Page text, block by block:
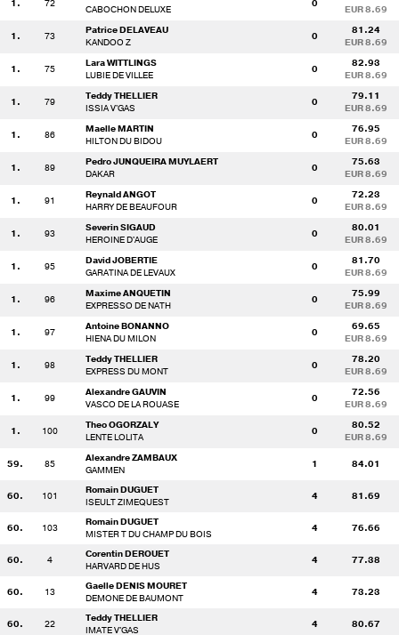
1. 72
CABOCHON DELUXE
0
EUR 8.69
1. 73
Patrice DELAVEAU
KANDOO Z
0
81.24
EUR 8.69
1. 75
Lara WITTLINGS
LUBIE DE VILLEE
0
82.93
EUR 8.69
1. 79
Teddy THELLIER
ISSIA V'GAS
0
79.11
EUR 8.69
1. 86
Maelle MARTIN
HILTON DU BIDOU
0
76.95
EUR 8.69
1. 89
Pedro JUNQUEIRA MUYLAERT
DAKAR
0
75.63
EUR 8.69
1. 91
Reynald ANGOT
HARRY DE BEAUFOUR
0
72.23
EUR 8.69
1. 93
Severin SIGAUD
HEROINE D'AUGE
0
80.01
EUR 8.69
1. 95
David JOBERTIE
GARATINA DE LEVAUX
0
81.70
EUR 8.69
1. 96
Maxime ANQUETIN
EXPRESSO DE NATH
0
75.99
EUR 8.69
1. 97
Antoine BONANNO
HIENA DU MILON
0
69.65
EUR 8.69
1. 98
Teddy THELLIER
EXPRESS DU MONT
0
78.20
EUR 8.69
1. 99
Alexandre GAUVIN
VASCO DE LA ROUASE
0
72.56
EUR 8.69
1. 100
Theo OGORZALY
LENTE LOLITA
0
80.52
EUR 8.69
59. 85
Alexandre ZAMBAUX
GAMMEN
1 84.01
60. 101
Romain DUGUET
ISEULT ZIMEQUEST
4 81.69
60. 103
Romain DUGUET
MISTER T DU CHAMP DU BOIS
4 76.66
60. 4
Corentin DEROUET
HARVARD DE HUS
4 77.38
60. 13
Gaelle DENIS MOURET
DEMONE DE BAUMONT
4 73.23
60. 22
Teddy THELLIER
IMATE V'GAS
4 80.67